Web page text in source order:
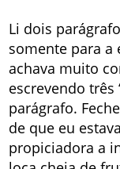
Li dois
somente para a
achava muito
escrevendo três
parágrafo.
de que eu
propiciadora a